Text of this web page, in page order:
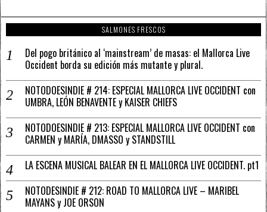
SALMONES FRESCOS
Del pogo británico al ‘mainstream’ de masas: el Mallorca Live
Occident borda su edición más mutante y plural.
NOTODOESINDIE # 214: ESPECIAL MALLORCA LIVE OCCIDENT con
UMBRA, LEÓN BENAVENTE y KAISER CHIEFS
NOTODOESINDIE # 213: ESPECIAL MALLORCA LIVE OCCIDENT con
CARMEN y MARÍA, DMASSO y STANDSTILL
LA ESCENA MUSICAL BALEAR EN EL MALLORCA LIVE OCCIDENT. pt1
NOTODESINDIE # 212: ROAD TO MALLORCA LIVE – MARIBEL
MAYANS y JOE ORSON